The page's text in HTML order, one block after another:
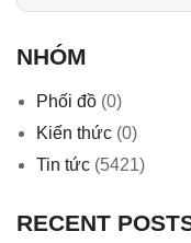
NHÓM
Phối đồ (0)
Kiến thức (0)
Tin tức (5421)
RECENT